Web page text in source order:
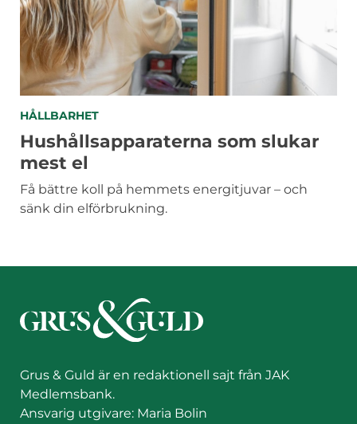
KATEGORIER
HÅLLBARHET
Hushållsapparaterna som slukar
mest el
Få bättre koll på hemmets energitjuvar – och
sänk din elförbrukning.
Grus & Guld är en redaktionell sajt från JAK
Medlemsbank.
Ansvarig utgivare: Maria Bolin